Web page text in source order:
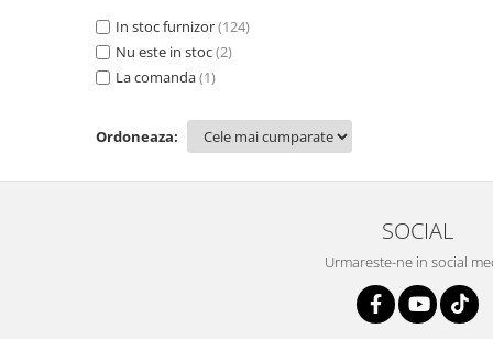
In stoc furnizor(124)
Nu este in stoc(2)
La comanda(1)
Ordoneaza:
SOCIAL
Urmareste-ne in social